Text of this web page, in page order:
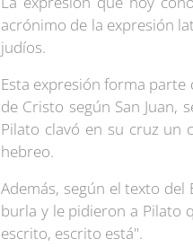
acrónimo de la expresión
judíos.
Esta expresión forma parte
de Cristo según San Juan,
Pilato clavó en su cruz un
hebreo.
Además, según el texto
burla y le pidieron a Pilato
escrito, escrito está".